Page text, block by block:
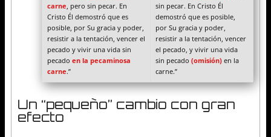
carne , pero sin pecar. En
Cristo Él demostró que es
posible, por Su gracia y poder,
resistir a la tentación, vencer el
pecado y vivir una vida sin
pecado en la pecaminosa
carne.”
sin pecar. En Cristo Él
demostró que es posible,
por Su gracia y poder,
resistir a la tentación, vencer
el pecado, y vivir una vida
sin pecado (omisión) en la
carne.”
Un “pequeño” cambio con gran
efecto